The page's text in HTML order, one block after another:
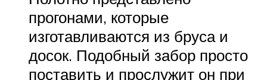
прогонами, которые
изготавливаются из бруса и
досок. Подобный забор просто
поставить и прослужит он при